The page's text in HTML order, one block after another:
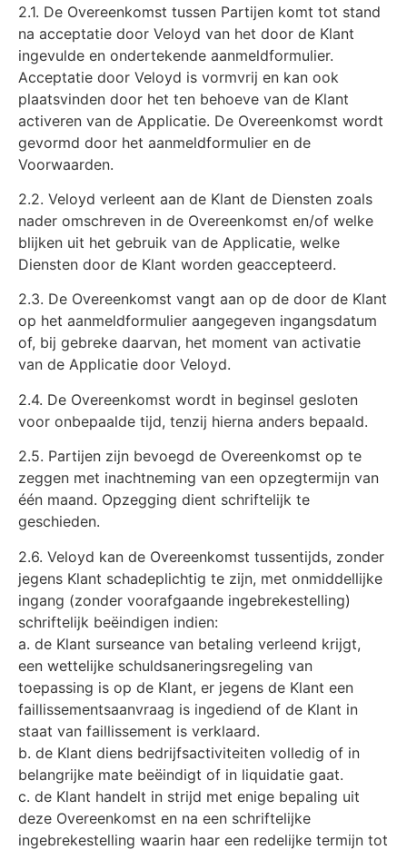
2.1. De Overeenkomst tussen Partijen komt tot stand
na acceptatie door Veloyd van het door de Klant
ingevulde en ondertekende aanmeldformulier.
Acceptatie door Veloyd is vormvrij en kan ook
plaatsvinden door het ten behoeve van de Klant
activeren van de Applicatie. De Overeenkomst wordt
gevormd door het aanmeldformulier en de
Voorwaarden.
2.2. Veloyd verleent aan de Klant de Diensten zoals
nader omschreven in de Overeenkomst en/of welke
blijken uit het gebruik van de Applicatie, welke
Diensten door de Klant worden geaccepteerd.
2.3. De Overeenkomst vangt aan op de door de Klant
op het aanmeldformulier aangegeven ingangsdatum
of, bij gebreke daarvan, het moment van activatie
van de Applicatie door Veloyd.
2.4. De Overeenkomst wordt in beginsel gesloten
voor onbepaalde tijd, tenzij hierna anders bepaald.
2.5. Partijen zijn bevoegd de Overeenkomst op te
zeggen met inachtneming van een opzegtermijn van
één maand. Opzegging dient schriftelijk te
geschieden.
2.6. Veloyd kan de Overeenkomst tussentijds, zonder
jegens Klant schadeplichtig te zijn, met onmiddellijke
ingang (zonder voorafgaande ingebrekestelling)
schriftelijk beëindigen indien:
a. de Klant surseance van betaling verleend krijgt,
een wettelijke schuldsaneringsregeling van
toepassing is op de Klant, er jegens de Klant een
faillissementsaanvraag is ingediend of de Klant in
staat van faillissement is verklaard.
b. de Klant diens bedrijfsactiviteiten volledig of in
belangrijke mate beëindigt of in liquidatie gaat.
c. de Klant handelt in strijd met enige bepaling uit
deze Overeenkomst en na een schriftelijke
ingebrekestelling waarin haar een redelijke termijn tot